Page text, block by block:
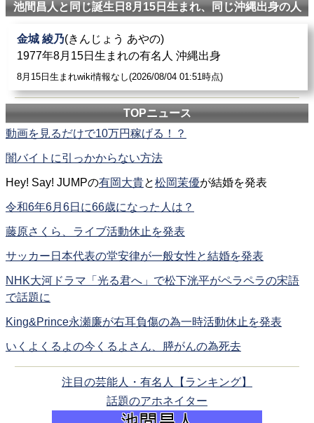
池間昌人と同じ誕生日8月15日生まれ、同じ沖縄出身の人
金城 綾乃(きんじょう あやの)
1977年8月15日生まれの有名人 沖縄出身
8月15日生まれwiki情報なし(2026/08/04 01:51時点)
TOPニュース
動画を見るだけで10万円稼げる！？
闇バイトに引っかからない方法
Hey! Say! JUMPの有岡大貴と松岡茉優が結婚を発表
令和6年6月6日に66歳になった人は？
藤原さくら、ライブ活動休止を発表
サッカー日本代表の堂安律が一般女性と結婚を発表
NHK大河ドラマ「光る君へ」で松下洸平がペラペラの宋語
で話題に
King&Prince永瀬廉が右耳負傷の為一時活動休止を発表
いくよくるよの今くるよさん、膵がんの為死去
注目の芸能人・有名人【ランキング】
話題のアホネイター